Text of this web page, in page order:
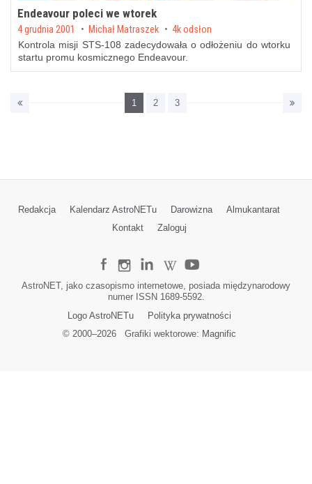
Endeavour poleci we wtorek
Posted on
4 grudnia 2001 by Michał Matraszek 4k odsłon
Kontrola misji STS-108 zadecydowała o odłożeniu do wtorku
startu promu kosmicznego Endeavour.
1 2 3
Redakcja Kalendarz AstroNETu Darowizna
Almukantarat
Kontakt
Zaloguj
AstroNET, jako czasopismo internetowe, posiada międzynarodowy
numer ISSN 1689-5592.
Logo AstroNETu
Polityka prywatności
© 2000–2026Grafiki wektorowe: Magnific